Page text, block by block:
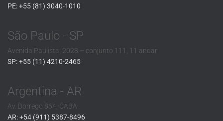
PE: +55 (81) 3040-1010
São Paulo - SP
Avenida Paulista, 2028 – conjunto 111, 11 andar
SP: +55 (11) 4210-2465
Argentina - AR
Av. Dorrego 864, CABA
AR: +54 (911) 5387-8496